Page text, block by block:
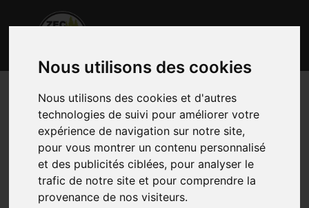
Nous utilisons des cookies
Nous utilisons des cookies et d'autres
technologies de suivi pour améliorer votre
expérience de navigation sur notre site,
pour vous montrer un contenu personnalisé
et des publicités ciblées, pour analyser le
trafic de notre site et pour comprendre la
provenance de nos visiteurs.